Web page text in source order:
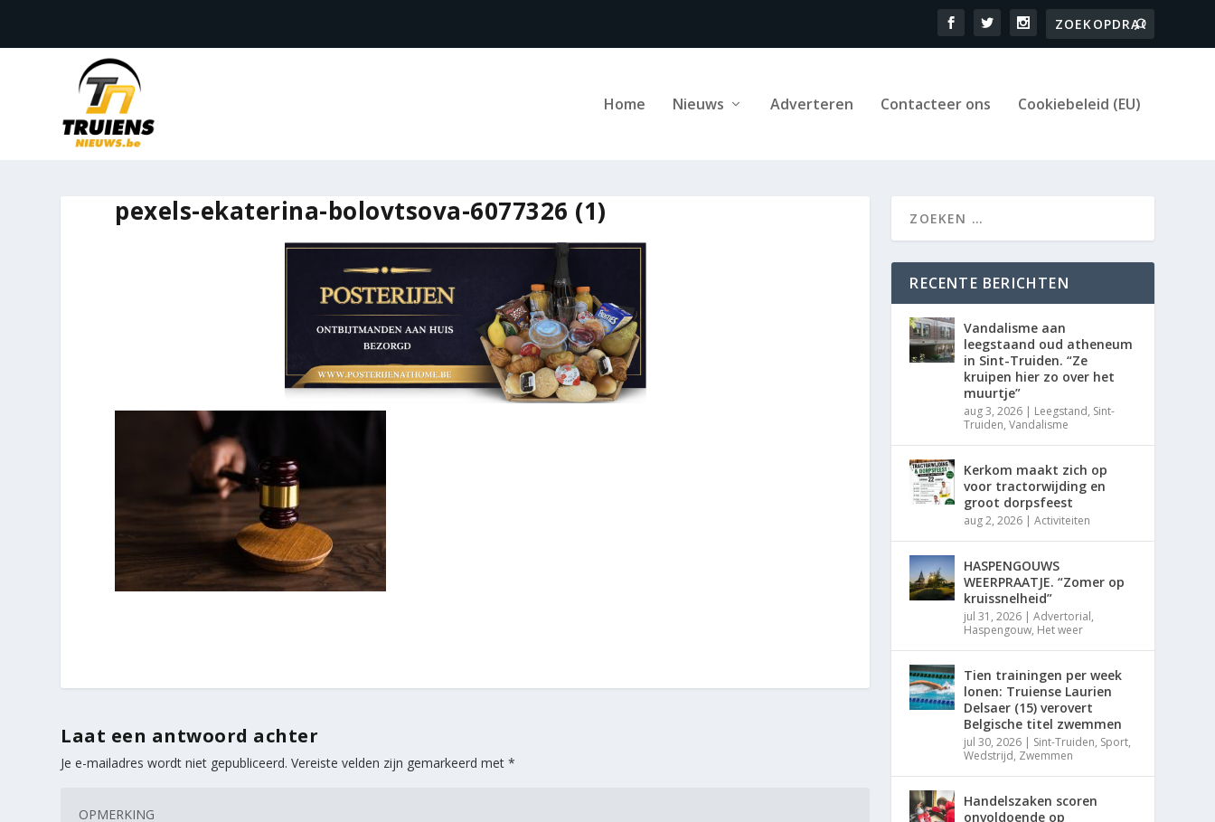
Home Nieuws Adverteren Contacteer ons Cookiebeleid (EU)
pexels-ekaterina-bolovtsova-6077326 (1)
Laat een antwoord achter
Je e-mailadres wordt niet gepubliceerd. Vereiste velden zijn gemarkeerd met*
RECENTE BERICHTEN
Vandalisme aan
leegstaand oud atheneum
in Sint-Truiden. “Ze
kruipen hier zo over het
muurtje”
aug 3, 2026 | Leegstand, Sint-
Truiden,Vandalisme
Kerkom maakt zich op
voor tractorwijding en
groot dorpsfeest
aug 2, 2026 |Activiteiten
HASPENGOUWS
WEERPRAATJE. “Zomer op
kruissnelheid”
jul 31, 2026 |Advertorial,
Haspengouw, Het weer
Tien trainingen per week
lonen: Truiense Laurien
Delsaer (15) verovert
Belgische titel zwemmen
jul 30, 2026 | Sint-Truiden, Sport,
Wedstrijd, Zwemmen
Handelszaken scoren
onvoldoende op